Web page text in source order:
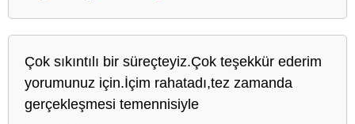
Çok sıkıntılı bir süreçteyiz.Çok teşekkür ederim
yorumunuz için.İçim rahatadı,tez zamanda
gerçekleşmesi temennisiyle